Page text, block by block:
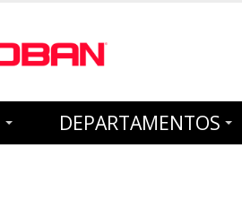
DEPARTAMENTOS